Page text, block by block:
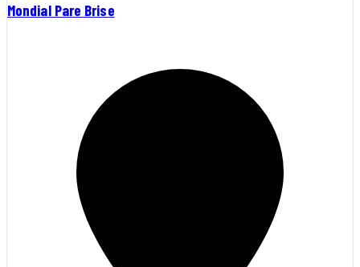
Mondial Pare Brise